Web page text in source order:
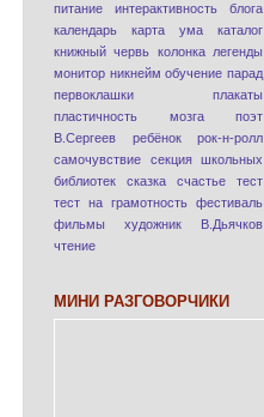
питание
интерактивность блога
календарь
карта ума
каталог
книжный червь колонка
легенды
монитор никнейм обучение парад
первоклашки
плакаты
пластичность мозга
поэт
В.Сергеев
ребёнок
рок-н-ролл
самочувствие
секция школьных
библиотек
сказка счастье
тест
тест на грамотность фестиваль
фильмы
художник В.Дьячков
чтение
МИНИ РАЗГОВОРЧИКИ